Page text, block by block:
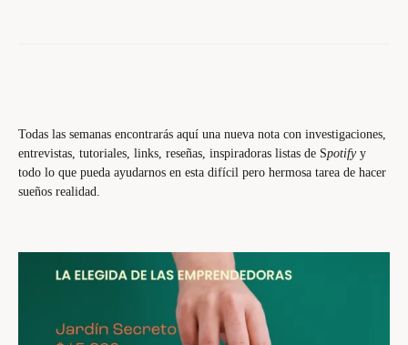
Todas las semanas encontrarás aquí una nueva nota con investigaciones,
entrevistas, tutoriales, links, reseñas, inspiradoras listas de Spotify y
todo lo que pueda ayudarnos en esta difícil pero hermosa tarea de hacer
sueños realidad.